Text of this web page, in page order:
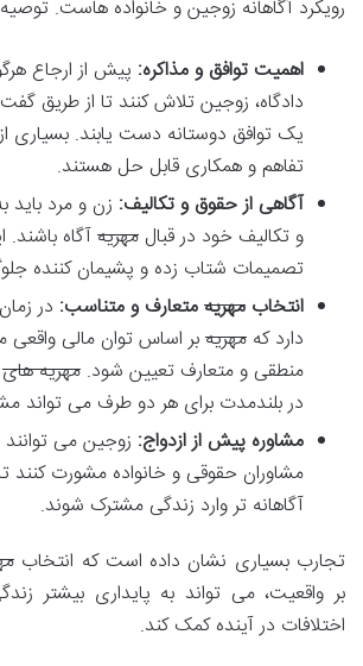
رویکرد آگاهانه زوجین و خانواده هاست.
اهمیت توافق و مذاکره: پیش از ارجاع
دادگاه، زوجین تلاش کنند تا از طریق
یک توافق دوستانه دست یابند. بسیاری
تفاهم و همکاری قابل حل هستند.
آگاهی از حقوق و تکالیف: زن و مرد باید
و تکالیف خود در قبال مهریهآگاه باشند.
تصمیمات شتاب زده و پشیمان کننده
انتخاب مهریهمتعارف و متناسب: در
دارد که مهریهبر اساس توان مالی واقعی
منطقی و متعارف تعیین شود. مهریه های
در بلندمدت برای هر دو طرف می تواند
مشاوره پیش از ازدواج: زوجین می توانند
مشاوران حقوقی و خانواده مشورت کنند
آگاهانه تر وارد زندگی مشترک شوند.
تجارب بسیاری نشان داده است که انتخاب
بر واقعیت، می تواند به پایداری بیشتر
اختلافات در آینده کمک کند.